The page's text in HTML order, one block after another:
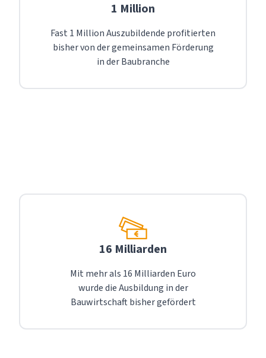
1 Million
Fast 1 Million Auszubildende profitierten
bisher von der gemeinsamen Förderung
in der Baubranche
16 Milliarden
Mit mehr als 16 Milliarden Euro
wurde die Ausbildung in der
Bauwirtschaft bisher gefördert